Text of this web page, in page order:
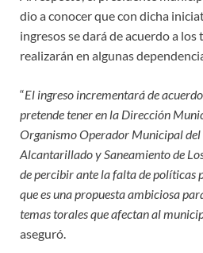
dio a conocer que con dicha
ingresos se dará de acuerdo a los
realizarán en algunas
“El ingreso incrementará de
pretende tener en la Dirección
Organismo Operador Municipal del
Alcantarillado y Saneamiento de
de percibir ante la falta de políticas
que es una propuesta ambiciosa
temas torales que afectan al
aseguró.